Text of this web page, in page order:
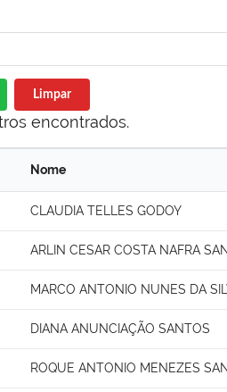
Limpar
encontrados.
Nome
CLAUDIA TELLES GODOY
ARLIN CESAR COSTA NAFRA
MARCO ANTONIO NUNES DA
DIANA ANUNCIAÇÃO SANTOS
ROQUE ANTONIO MENEZES